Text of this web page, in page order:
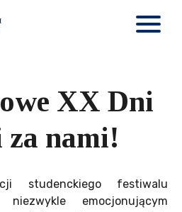
XX Dni
nami!
studenckiego festiwalu
niezwykle emocjonującym